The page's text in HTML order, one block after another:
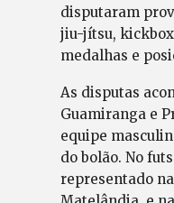
disputaram
jiu-jítsu,
medalhas e
As disputas
Guamiranga e
equipe
do bolão. No
representado